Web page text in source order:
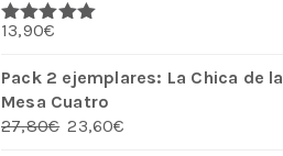
Valorado
5
13,90€
Pack 2 ejemplares: La Chica de la
Mesa Cuatro
27,80€ El
23,60€